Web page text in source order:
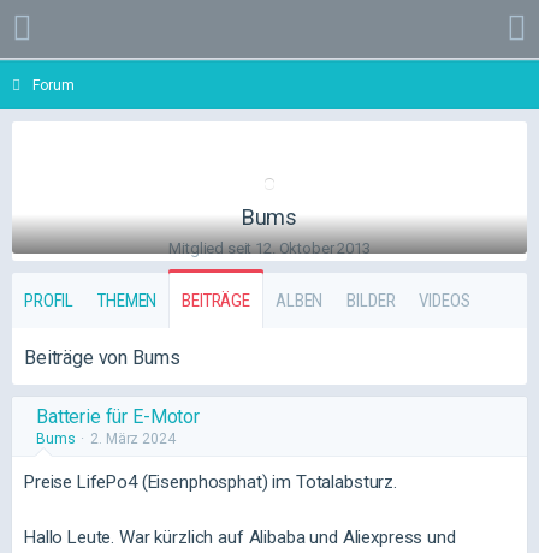
Forum
Bums
Mitglied seit 12. Oktober 2013
PROFIL THEMEN BEITRÄGE ALBEN BILDER VIDEOS
Beiträge von Bums
Batterie für E-Motor
Bums 2. März 2024
Preise LifePo4 (Eisenphosphat) im Totalabsturz.
Hallo Leute. War kürzlich auf Alibaba und Aliexpress und